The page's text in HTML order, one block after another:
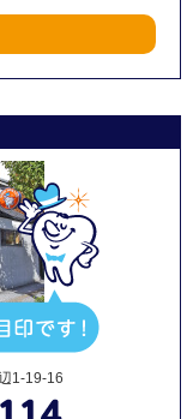
1-19-16